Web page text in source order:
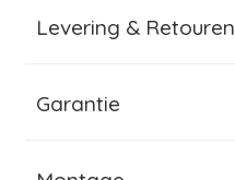
Levering & Retouren
Garantie